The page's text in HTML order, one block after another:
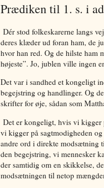
Prædiken til 1. s. i
Dér stod folkeskarerne langs
deres klæder ud foran ham, de
hvor han red. Og de hilste ham
højeste”. Jo, jublen ville ingen
Det var i sandhed et kongeligt
begejstring og handlinger. Og
skrifter for øje, sådan som
Det er kongeligt, hvis vi
vi kigger på sagtmodigheden
andre ord i direkte modsætning
den begejstring, vi mennesker
der samtidig om en skikkelse,
modsætningen til netop